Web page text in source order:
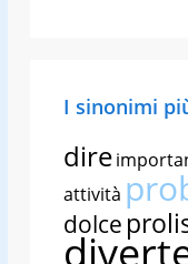
I sinonimi
dire
attività
dolce